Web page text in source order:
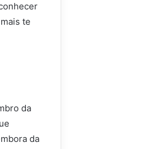
te
da
da